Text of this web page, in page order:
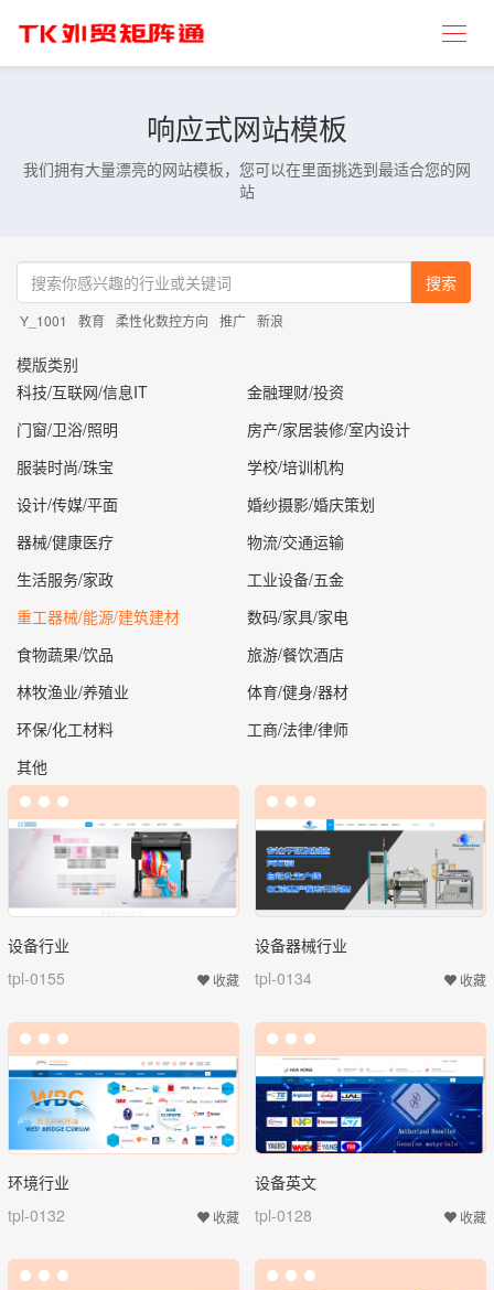
响应式网站模板
我们拥有大量漂亮的网站模板，您可以在里面挑选到最适合您的网
站
搜索
Y_1001 教育 柔性化数控方向 推广 新浪
模版类别
科技/互联网/信息IT
金融理财/投资
门窗/卫浴/照明
房产/家居装修/室内设计
服装时尚/珠宝
学校/培训机构
设计/传媒/平面
婚纱摄影/婚庆策划
器械/健康医疗
物流/交通运输
生活服务/家政
工业设备/五金
重工器械/能源/建筑建材
数码/家具/家电
食物蔬果/饮品
旅游/餐饮酒店
林牧渔业/养殖业
体育/健身/器材
环保/化工材料
工商/法律/律师
其他
设备行业
tpl-0155
收藏
设备器械行业
tpl-0134
收藏
环境行业
tpl-0132
收藏
设备英文
tpl-0128
收藏